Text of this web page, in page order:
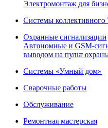
Электромонтаж для
Системы коллективного
Охранные сигнализации
Автономные и GSM-
выводом на пульт
Системы «Умный дом»
Сварочные работы
Обслуживание
Ремонтная мастерская